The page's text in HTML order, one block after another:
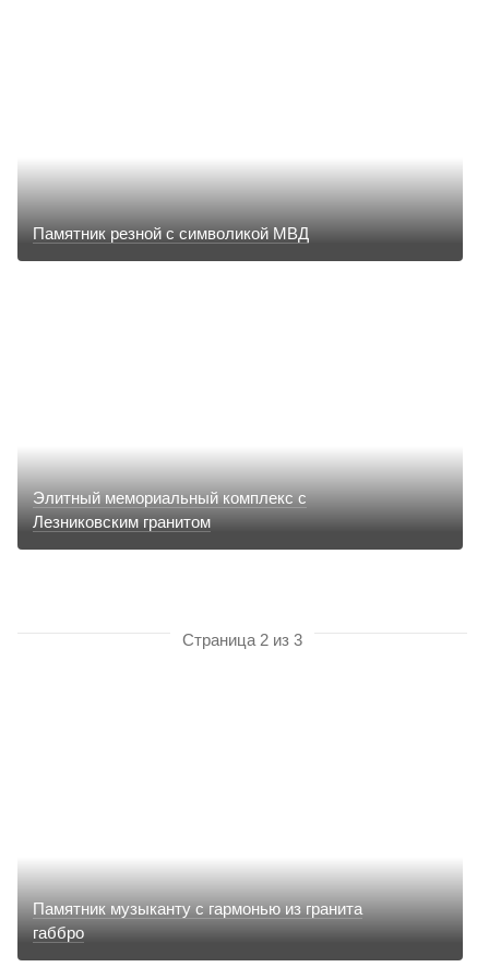
Памятник резной с символикой МВД
Элитный мемориальный комплекс с
Лезниковским гранитом
Страница 2 из 3
Памятник музыканту с гармонью из гранита
габбро